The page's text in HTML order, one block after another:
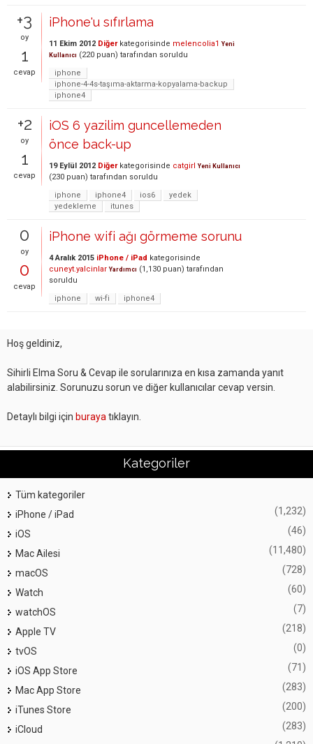
+3
oy
1
cevap
iPhone'u sıfırlama
11 Ekim 2012 Diğerkategorisinde melencolia1 Yeni
Kullanıcı (220 puan) tarafından soruldu
iphone
iphone-4-4s-taşıma-aktarma-kopyalama-backup
iphone4
+2
oy
1
cevap
iOS 6 yazilim guncellemeden
önce back-up
19 Eylül 2012 Diğerkategorisinde catgirl Yeni Kullanıcı
(230 puan) tarafından soruldu
iphone
iphone4 ios6
yedek
yedekleme
itunes
0
oy
0
cevap
iPhone wifi ağı görmeme sorunu
4 Aralık 2015 iPhone / iPad kategorisinde
cuneyt.yalcinlar Yardımcı (1,130 puan) tarafından
soruldu
iphone
wi-fi iphone4
Hoş geldiniz,
Sihirli Elma Soru & Cevap ile sorularınıza en kısa zamanda yanıt
alabilirsiniz. Sorunuzu sorun ve diğer kullanıcılar cevap versin.
Detaylı bilgi için buraya tıklayın.
Kategoriler
Tüm kategoriler
iPhone / iPad
(1,232)
iOS (46)
Mac Ailesi (11,480)
macOS (728)
Watch (60)
watchOS (7)
Apple TV (218)
tvOS (0)
iOS App Store (71)
Mac App Store (283)
iTunes Store (200)
iCloud (283)